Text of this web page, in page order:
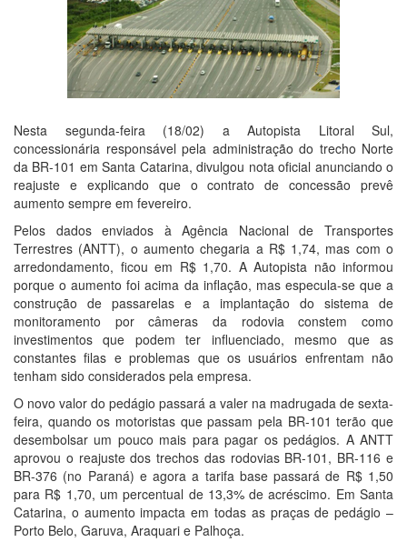
Nesta segunda-feira (18/02) a Autopista Litoral Sul,
concessionária responsável pela administração do trecho Norte
da BR-101 em Santa Catarina, divulgou nota oficial anunciando o
reajuste e explicando que o contrato de concessão prevê
aumento sempre em fevereiro.
Pelos dados enviados à Agência Nacional de Transportes
Terrestres (ANTT), o aumento chegaria a R$ 1,74, mas com o
arredondamento, ficou em R$ 1,70. A Autopista não informou
porque o aumento foi acima da inflação, mas especula-se que a
construção de passarelas e a implantação do sistema de
monitoramento por câmeras da rodovia constem como
investimentos que podem ter influenciado, mesmo que as
constantes filas e problemas que os usuários enfrentam não
tenham sido considerados pela empresa.
O novo valor do pedágio passará a valer na madrugada de sexta-
feira, quando os motoristas que passam pela BR-101 terão que
desembolsar um pouco mais para pagar os pedágios. A ANTT
aprovou o reajuste dos trechos das rodovias BR-101, BR-116 e
BR-376 (no Paraná) e agora a tarifa base passará de R$ 1,50
para R$ 1,70, um percentual de 13,3% de acréscimo. Em Santa
Catarina, o aumento impacta em todas as praças de pedágio –
Porto Belo, Garuva, Araquari e Palhoça.